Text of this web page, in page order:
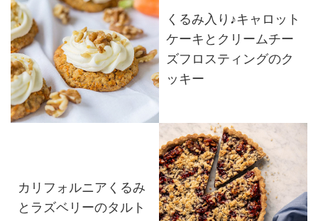
くるみ入り♪キャロット
ケーキとクリームチー
ズフロスティングのク
ッキー
カリフォルニアくるみ
とラズベリーのタルト